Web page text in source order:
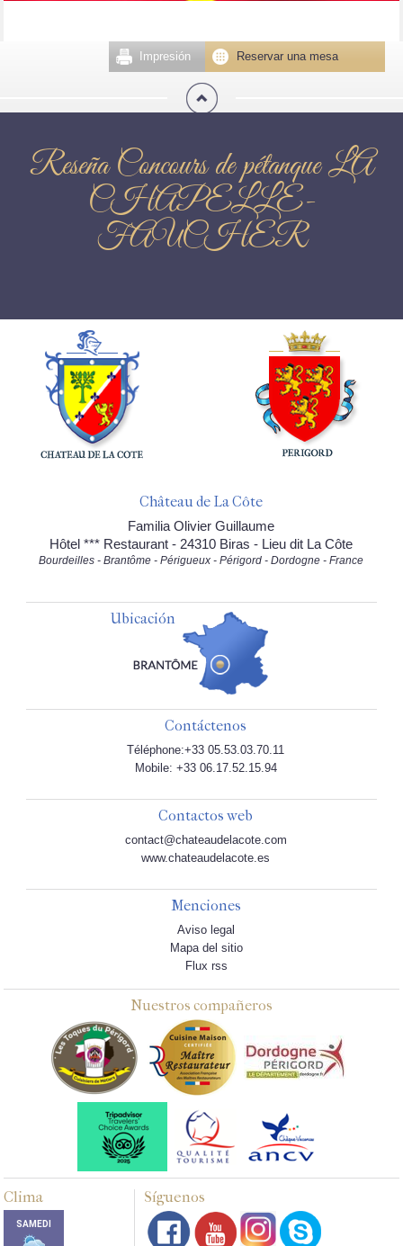
Reservar una mesa
Impresión
Reseña Concours de pétanque LA
CHAPELLE-
FAUCHER
Château de La Côte
Familia Olivier Guillaume
Hôtel *** Restaurant - 24310 Biras - Lieu dit La Côte
Bourdeilles - Brantôme - Périgueux - Périgord - Dordogne - France
Ubicación
Contáctenos
Téléphone:+33 05.53.03.70.11
Mobile: +33 06.17.52.15.94
Contactos web
contact@chateaudelacote.com
www.chateaudelacote.es
Menciones
Aviso legal
Mapa del sitio
Flux rss
Nuestros compañeros
Clima Síguenos